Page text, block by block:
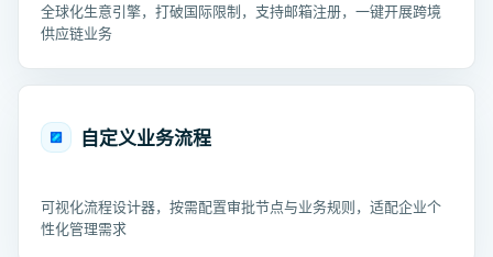
全球化生意引擎，打破国际限制，支持邮箱注册，一键开展跨境
供应链业务
自定义业务流程
可视化流程设计器，按需配置审批节点与业务规则，适配企业个
性化管理需求